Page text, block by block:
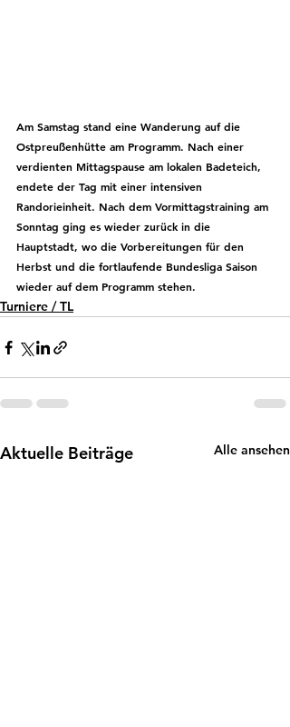
Am Samstag stand eine Wanderung auf die
Ostpreußenhütte am Programm. Nach einer
verdienten Mittagspause am lokalen Badeteich,
endete der Tag mit einer intensiven
Randorieinheit. Nach dem Vormittagstraining am
Sonntag ging es wieder zurück in die
Hauptstadt, wo die Vorbereitungen für den
Herbst und die fortlaufende Bundesliga Saison
wieder auf dem Programm stehen.
Turniere / TL
Aktuelle Beiträge Alle ansehen